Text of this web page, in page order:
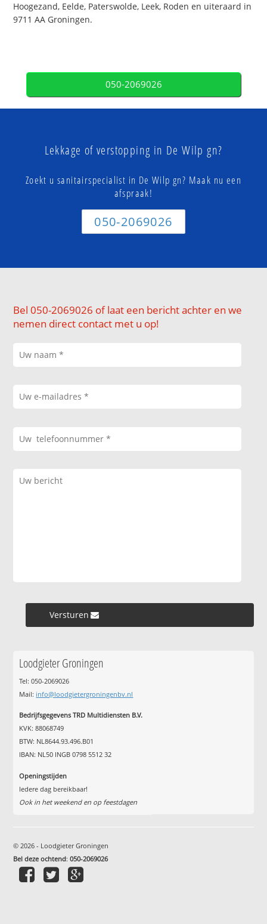
Hoogezand, Eelde, Paterswolde, Leek, Roden en uiteraard in
9711 AA Groningen.
050-2069026
Lekkage of verstopping in De Wilp gn?
Zoekt u sanitairspecialist in De Wilp gn? Maak nu een
afspraak!
050-2069026
Bel 050-2069026 of laat een bericht achter en we
nemen direct contact met u op!
Versturen »
Loodgieter Groningen
Tel: 050-2069026
Mail: info@loodgietergroningenbv.nl
Bedrijfsgegevens TRD Multidiensten B.V.
KVK: 88068749
BTW: NL8644.93.496.B01
IBAN: NL50 INGB 0798 5512 32
Openingstijden
Iedere dag bereikbaar!
Ook in het weekend en op feestdagen
© 2026 - Loodgieter Groningen
Bel deze ochtend:050-2069026